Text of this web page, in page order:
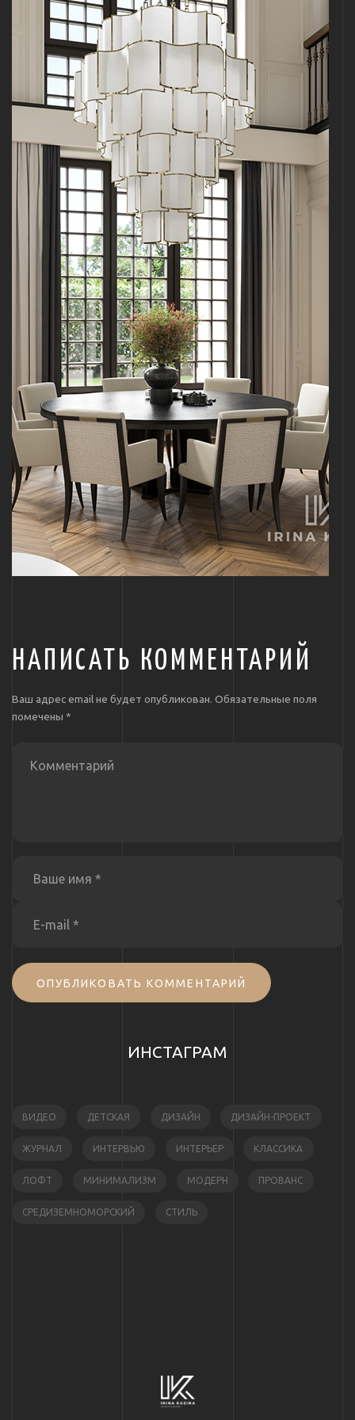
НАПИСАТЬ КОММЕНТАРИЙ
Ваш адрес email не будет опубликован. Обязательные поля
помечены *
ОПУБЛИКОВАТЬ КОММЕНТАРИЙ
ИНСТАГРАМ
ВИДЕО ДЕТСКАЯ ДИЗАЙН ДИЗАЙН-ПРОЕКТ
ЖУРНАЛ ИНТЕРВЬЮ ИНТЕРЬЕР КЛАССИКА
ЛОФТ МИНИМАЛИЗМ МОДЕРН ПРОВАНС
СРЕДИЗЕМНОМОРСКИЙ СТИЛЬ